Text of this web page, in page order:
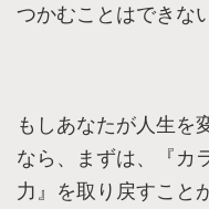
つかむことはできな
もしあなたが人生を
なら、まずは、『カ
力』を取り戻すこと